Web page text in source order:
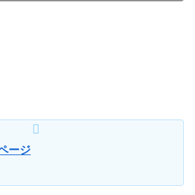
ージ